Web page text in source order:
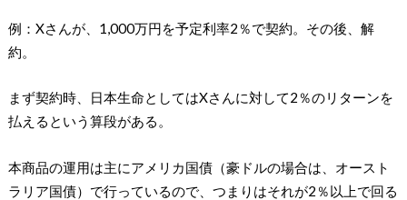
例：Xさんが、1,000万円を予定利率2％で契約。その後、解
約。
まず契約時、日本生命としてはXさんに対して2％のリターンを
払えるという算段がある。
本商品の運用は主にアメリカ国債（豪ドルの場合は、オースト
ラリア国債）で行っているので、つまりはそれが2％以上で回る